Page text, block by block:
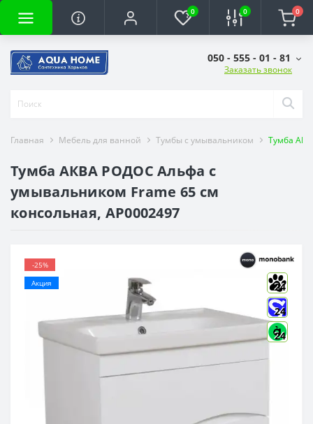
0 0 0
050 - 555 - 01 - 81
Заказать звонок
Главная Мебель для ванной Тумбы с умывальником Тумба
Тумба АКВА РОДОС Альфа с
умывальником Frame 65 см
консольная, АР0002497
-25%
Акция
24
24
24